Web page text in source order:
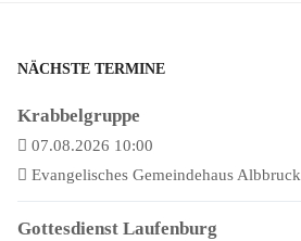
NÄCHSTE TERMINE
Krabbelgruppe
07.08.2026 10:00
Evangelisches Gemeindehaus Albbruck
Gottesdienst Laufenburg